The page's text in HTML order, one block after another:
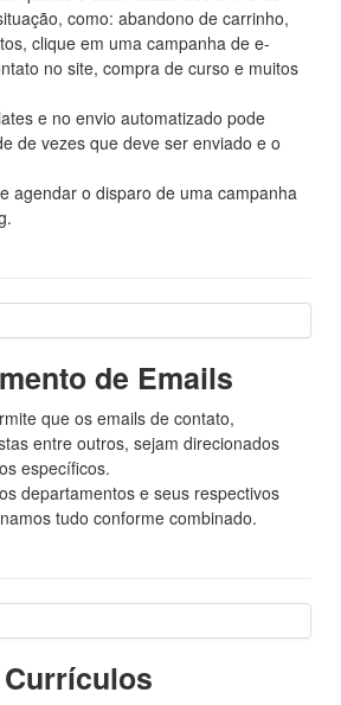
como: abandono de carrinho,
clique em uma campanha de e-
no site, compra de curso e muitos
e no envio automatizado pode
de vezes que deve ser enviado e o
agendar o disparo de uma campanha
de Emails
que os emails de contato,
entre outros, sejam direcionados
específicos.
departamentos e seus respectivos
tudo conforme combinado.